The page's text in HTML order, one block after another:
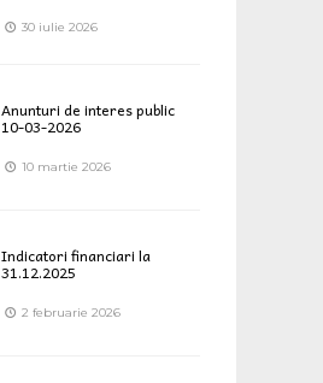
30 iulie 2026
Anunturi de interes public
10-03-2026
10 martie 2026
Indicatori financiari la
31.12.2025
2 februarie 2026